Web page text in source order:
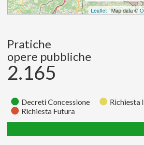
Leaflet | Map data ©
Pratiche
opere pubbliche
2.165
Decreti Concessione
Richiesta
Richiesta Futura